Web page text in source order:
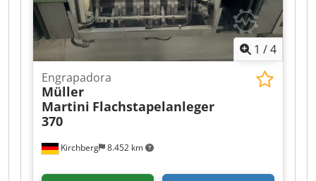
1 /4
Kirchberg 8.452 km
Engrapadora
Müller
Martini Flachstapelanleger
370